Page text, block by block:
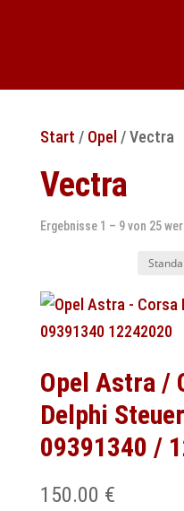
Start / Opel / Vectra
Vectra
Ergebnisse 1 – 9 von 25
Opel Astra /
Delphi
09391340 /
150.00 €